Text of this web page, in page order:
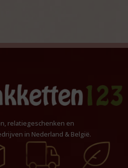
relatiegeschenken en
in Nederland & België.